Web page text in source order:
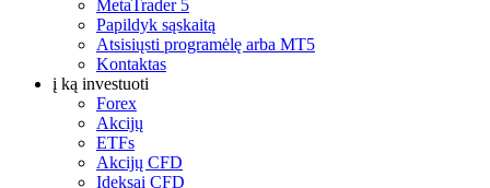
MetaTrader 5
Papildyk sąskaitą
Atsisiųsti programėlę arba MT5
Kontaktas
į ką investuoti
Forex
Akcijų
ETFs
Akcijų CFD
Ideksai CFD